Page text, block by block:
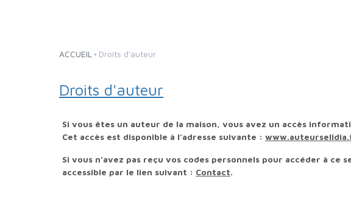
ACCUEIL Droits d'auteur
Droits d'auteur
Si vous êtes un auteur de la maison, vous avez un accès
Cet accès est disponible à l’adresse suivante :
Si vous n’avez pas reçu vos codes personnels pour accéder à ce service, merci de contacter le service des droits d’auteur via le formulaire de contact
accessible par le lien suivant : Contact.